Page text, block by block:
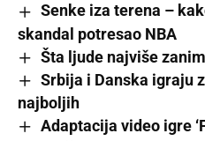
Senke iza terena –
skandal potresao NBA
Šta ljude najviše
Srbija i Danska igraju
najboljih
Adaptacija video igre